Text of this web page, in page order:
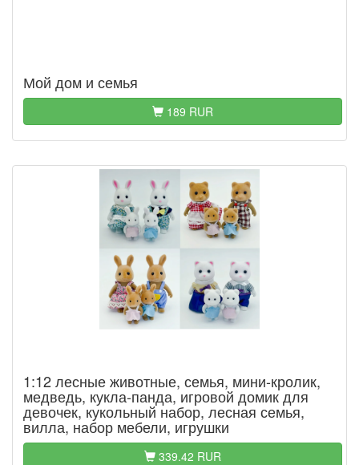
Мой дом и семья
189 RUR
1:12 лесные животные, семья, мини-кролик,
медведь, кукла-панда, игровой домик для
девочек, кукольный набор, лесная семья,
вилла, набор мебели, игрушки
339.42 RUR